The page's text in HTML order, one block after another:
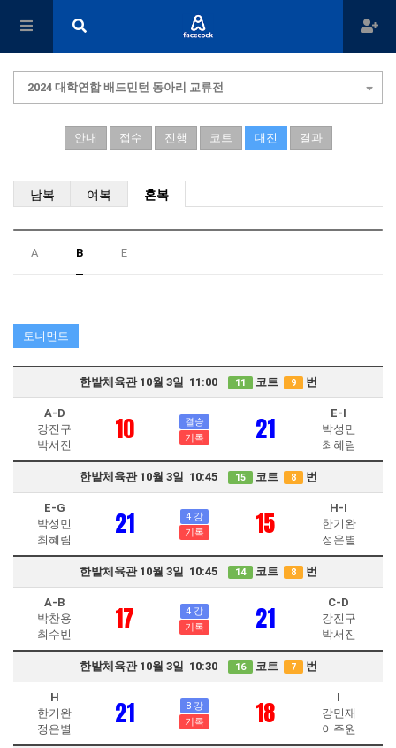
2024 대학연합 배드민턴 동아리 교류전
안내 접수 진행 코트 대진 결과
남복 여복 혼복
A B E
토너먼트
한밭체육관 10월 3일 11:00 11 코트 9 번
A-D
강진구
박서진
10
결승
기록
21
E-I
박성민
최혜림
한밭체육관 10월 3일 10:45 15 코트 8 번
E-G
박성민
최혜림
21
4 강
기록
15
H-I
한기완
정은별
한밭체육관 10월 3일 10:45 14 코트 8 번
A-B
박찬용
최수빈
17
4 강
기록
21
C-D
강진구
박서진
한밭체육관 10월 3일 10:30 16 코트 7 번
H
한기완
정은별
21
8 강
기록
18
I
강민재
이주원